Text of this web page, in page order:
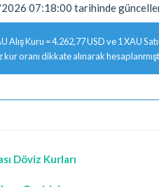
07:18:00 tarihinde
Alış Kuru = 4.262,77 USD ve 1 XAU
oranı dikkate alınarak
Döviz Kurları